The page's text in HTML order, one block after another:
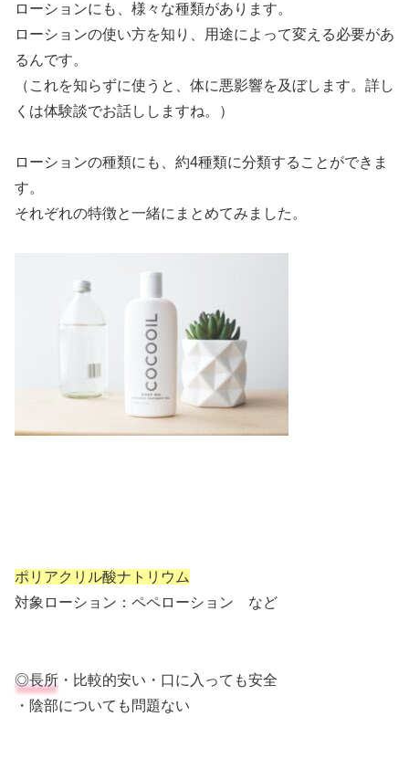
ローションにも、様々な種類があります。
ローションの使い方を知り、用途によって変える必要があ
るんです。
（これを知らずに使うと、体に悪影響を及ぼします。詳し
くは体験談でお話ししますね。）
ローションの種類にも、約4種類に分類することができま
す。
それぞれの特徴と一緒にまとめてみました。
ポリアクリル酸ナトリウム
対象ローション：ペペローション など
◎長所 ・比較的安い・口に入っても安全
・陰部についても問題ない